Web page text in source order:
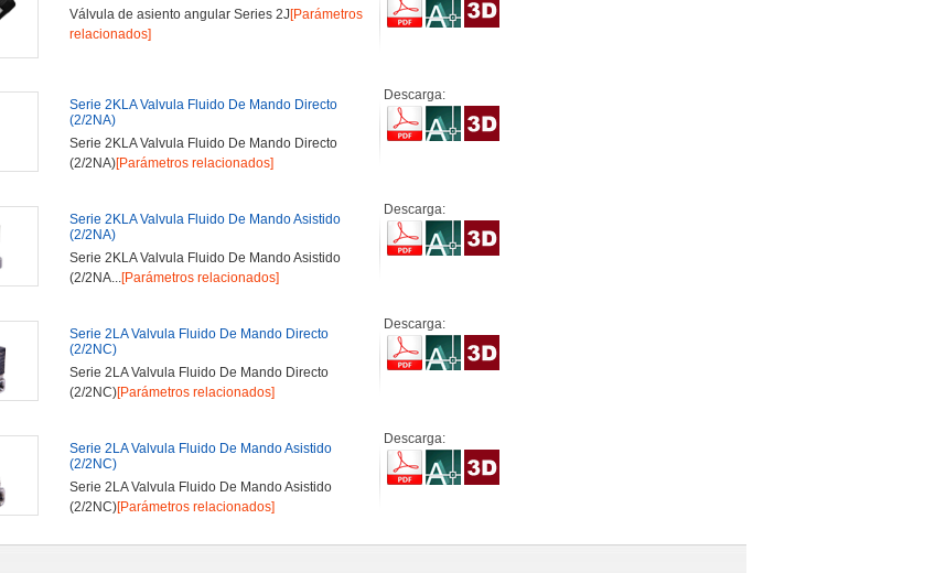
Válvula de asiento angular Series 2J[Parámetros
relacionados]
Serie 2KLA Valvula Fluido De Mando Directo
(2/2NA)
Serie 2KLA Valvula Fluido De Mando Directo
(2/2NA)[Parámetros relacionados]
Descarga:
Serie 2KLA Valvula Fluido De Mando Asistido
(2/2NA)
Serie 2KLA Valvula Fluido De Mando Asistido
(2/2NA...[Parámetros relacionados]
Descarga:
Serie 2LA Valvula Fluido De Mando Directo
(2/2NC)
Serie 2LA Valvula Fluido De Mando Directo
(2/2NC)[Parámetros relacionados]
Descarga:
Serie 2LA Valvula Fluido De Mando Asistido
(2/2NC)
Serie 2LA Valvula Fluido De Mando Asistido
(2/2NC)[Parámetros relacionados]
Descarga: